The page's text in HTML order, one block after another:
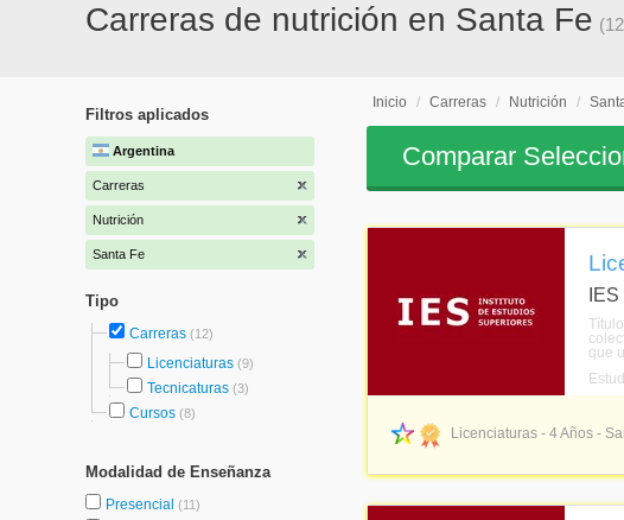
Carreras de nutrición en Santa Fe
Filtros aplicados
Argentina
Carreras
Nutrición
Santa Fe
Tipo
Carreras (12)
Licenciaturas (9)
Tecnicaturas (3)
Cursos (8)
Modalidad de Enseñanza
Presencial (11)
Inicio / Carreras / Nutrición /
Comparar
que
Licenciaturas - 4 Años -